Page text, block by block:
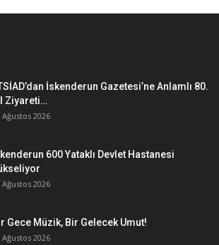
İskenderun Gazetesi’ne Anlamlı 80.
Ziyareti…
Ağustos 2026
600 Yataklı Devlet Hastanesi
Ağustos 2026
Gece Müzik, Bir Gelecek Umut!
Ağustos 2026